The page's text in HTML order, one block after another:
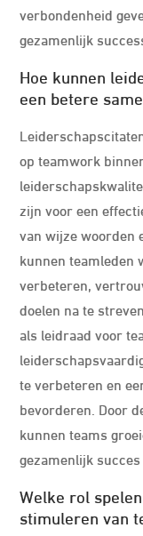
verbondenheid
gezamenlijk
Hoe kunnen
een betere
op teamwork
zijn voor een
van wijze woorden
kunnen teamleden
verbeteren,
doelen na te
als leidraad voor
te verbeteren en
bevorderen. Door
kunnen teams
gezamenlijk succes
Welke rol
stimuleren van